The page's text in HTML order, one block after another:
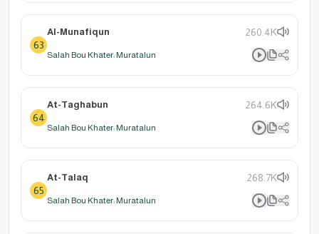
63
Al-Munafiqun 260.4K
Salah Bou Khater: Muratalun
64
At-Taghabun 264.6K
Salah Bou Khater: Muratalun
65
At-Talaq 268.7K
Salah Bou Khater: Muratalun